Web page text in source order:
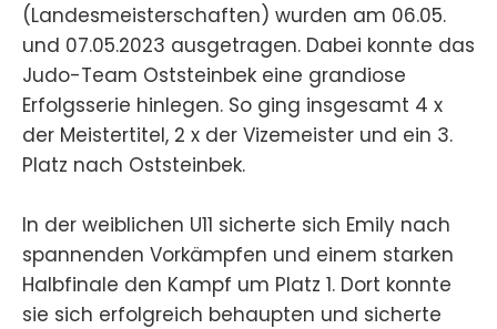
(Landesmeisterschaften) wurden am 06.05.
und 07.05.2023 ausgetragen. Dabei konnte das
Judo-Team Oststeinbek eine grandiose
Erfolgsserie hinlegen. So ging insgesamt 4 x
der Meistertitel, 2 x der Vizemeister und ein 3.
Platz nach Oststeinbek.
In der weiblichen U11 sicherte sich Emily nach
spannenden Vorkämpfen und einem starken
Halbfinale den Kampf um Platz 1. Dort konnte
sie sich erfolgreich behaupten und sicherte